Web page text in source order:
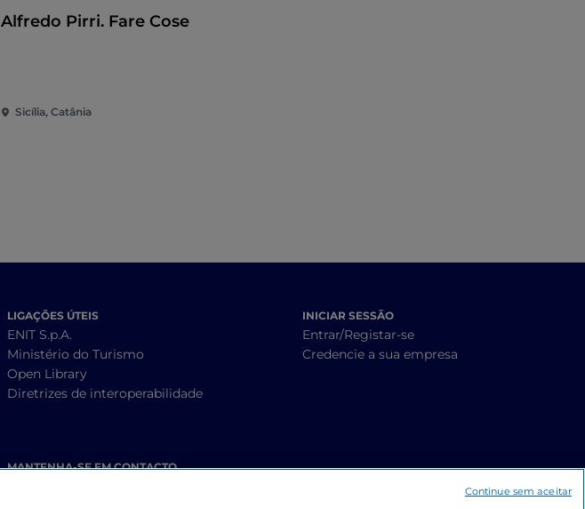
Alfredo Pirri. Fare Cose
Sicília, Catânia
LIGAÇÕES ÚTEIS
ENIT S.p.A.
Ministério do Turismo
Open Library
Diretrizes de interoperabilidade
MANTENHA-SE EM CONTACTO
INICIAR SESSÃO
Entrar/Registar-se
Credencie a sua empresa
Continue sem aceitar